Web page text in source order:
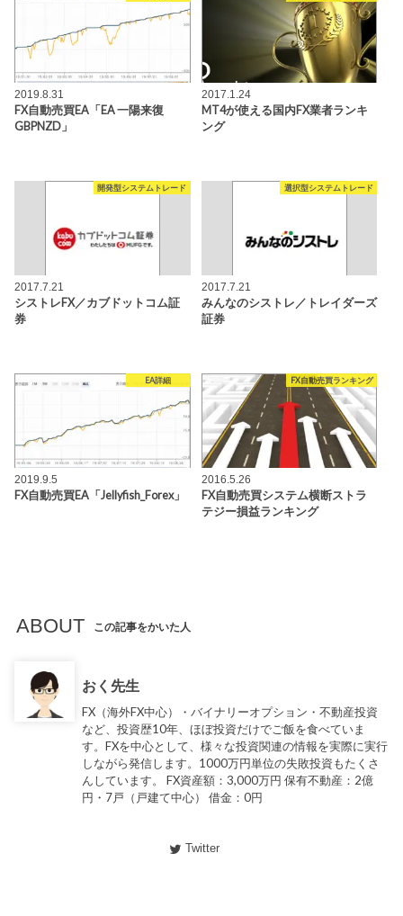
2019.8.31
FX自動売買EA「EA 一陽来復
GBPNZD」
2017.1.24
MT4が使える国内FX業者ランキ
ング
開発型システムトレード
2017.7.21
シストレFX／カブドットコム証
券
選択型システムトレード
2017.7.21
みんなのシストレ／トレイダーズ
証券
EA詳細
2019.9.5
FX自動売買EA「Jellyfish_Forex」
FX自動売買ランキング
2016.5.26
FX自動売買システム横断ストラ
テジー損益ランキング
ABOUT この記事をかいた人
おく先生
FX（海外FX中心）・バイナリーオプション・不動産投資
など、投資歴10年、ほぼ投資だけでご飯を食べていま
す。FXを中心として、様々な投資関連の情報を実際に実行
しながら発信します。1000万円単位の失敗投資もたくさ
んしています。 FX資産額：3,000万円 保有不動産：2億
円・7戸（戸建て中心） 借金：0円
Twitter